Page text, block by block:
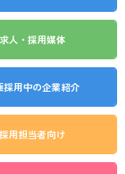
求人・採用媒体
採用中の企業紹介
採用担当者向け